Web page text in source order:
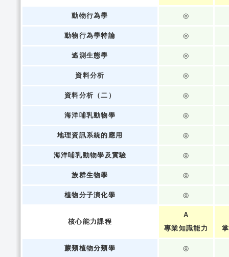
動物行為學 ◎
動物行為學特論 ◎
遙測生態學 ◎
資料分析 ◎
資料分析（二） ◎
海洋哺乳動物學 ◎
地理資訊系統的應用 ◎
海洋哺乳動物學及實驗 ◎
族群生物學 ◎
植物分子演化學 ◎
核心能力課程
A
專業知識能力
蕨類植物分類學 ◎